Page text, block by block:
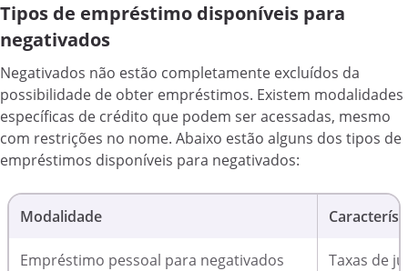
Tipos de empréstimo disponíveis para
negativados
Negativados não estão completamente excluídos da
possibilidade de obter empréstimos. Existem modalidades
específicas de crédito que podem ser acessadas, mesmo
com restrições no nome. Abaixo estão alguns dos tipos de
empréstimos disponíveis para negativados:
Modalidade
Empréstimo pessoal para negativados Taxas de